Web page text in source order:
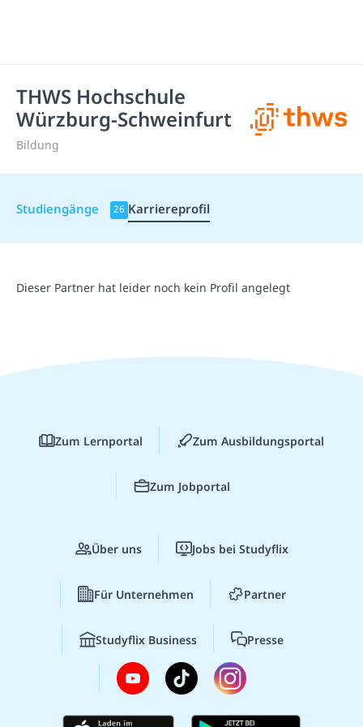
THWS Hochschule
Würzburg-Schweinfurt
Bildung
Studiengänge 26 Karriereprofil
Dieser Partner hat leider noch kein Profil angelegt
Zum Lernportal Zum Ausbildungsportal
Zum Jobportal
Über uns Jobs bei Studyflix
Für Unternehmen Partner
Studyflix Business Presse